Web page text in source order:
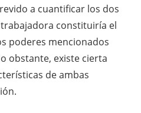
a cuantificar los dos
constituiría el
poderes mencionados
obstante, existe cierta
de ambas